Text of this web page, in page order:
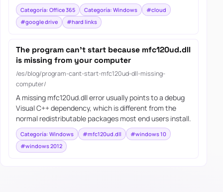
Categoría: Office 365 Categoría: Windows
#cloud
#google drive
#hard links
The program can’t start because mfc120ud.dll
is missing from your computer
/es/blog/program-cant-start-mfc120ud-dll-missing-
computer/
A missing mfc120ud.dll error usually points to a debug
Visual C++ dependency, which is different from the
normal redistributable packages most end users install.
Categoría: Windows #mfc120ud.dll
#windows 10
#windows 2012